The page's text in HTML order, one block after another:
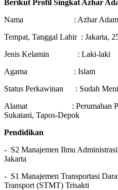
Berikut Profil Singkat Azhar
Nama : Azhar Adam
Tempat, Tanggal Lahir : Jakarta,
Jenis Kelamin : Laki-laki
Agama : Islam
Status Perkawinan : Sudah
Alamat : Perumahan
Sukatani, Tapos-Depok
Pendidikan
- S2 Manajemen Ilmu
Jakarta
- S1 Manajemen Transportasi
Transport (STMT) Trisakti